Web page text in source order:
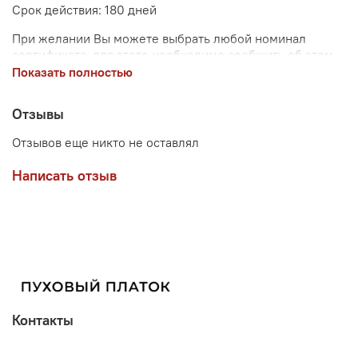
Срок действия: 180 дней
При желании Вы можете выбрать любой номинал
сертификата, для этого необходимо сообщить об этом
менеджеру при согласовании заказа.
Показать полностью
Отзывы
Отзывов еще никто не оставлял
Написать отзыв
Контакты